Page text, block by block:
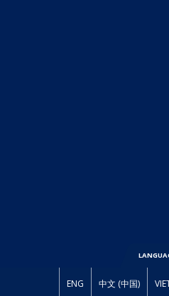
ENG 中文 (中国)